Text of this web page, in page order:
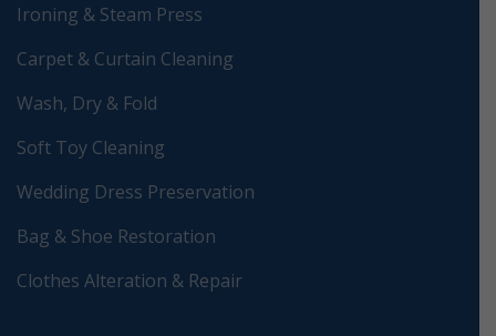
Ironing & Steam Press
Carpet & Curtain Cleaning
Wash, Dry & Fold
Soft Toy Cleaning
Wedding Dress Preservation
Bag & Shoe Restoration
Clothes Alteration & Repair